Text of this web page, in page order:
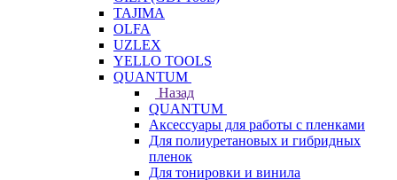
TAJIMA
OLFA
UZLEX
YELLO TOOLS
QUANTUM
Назад
QUANTUM
Аксессуары для работы с пленками
Для полиуретановых и гибридных
пленок
Для тонировки и винила